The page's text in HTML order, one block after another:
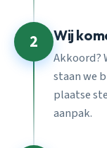
2 Wij
Akkoord?
staan we
plaatse
aanpak.